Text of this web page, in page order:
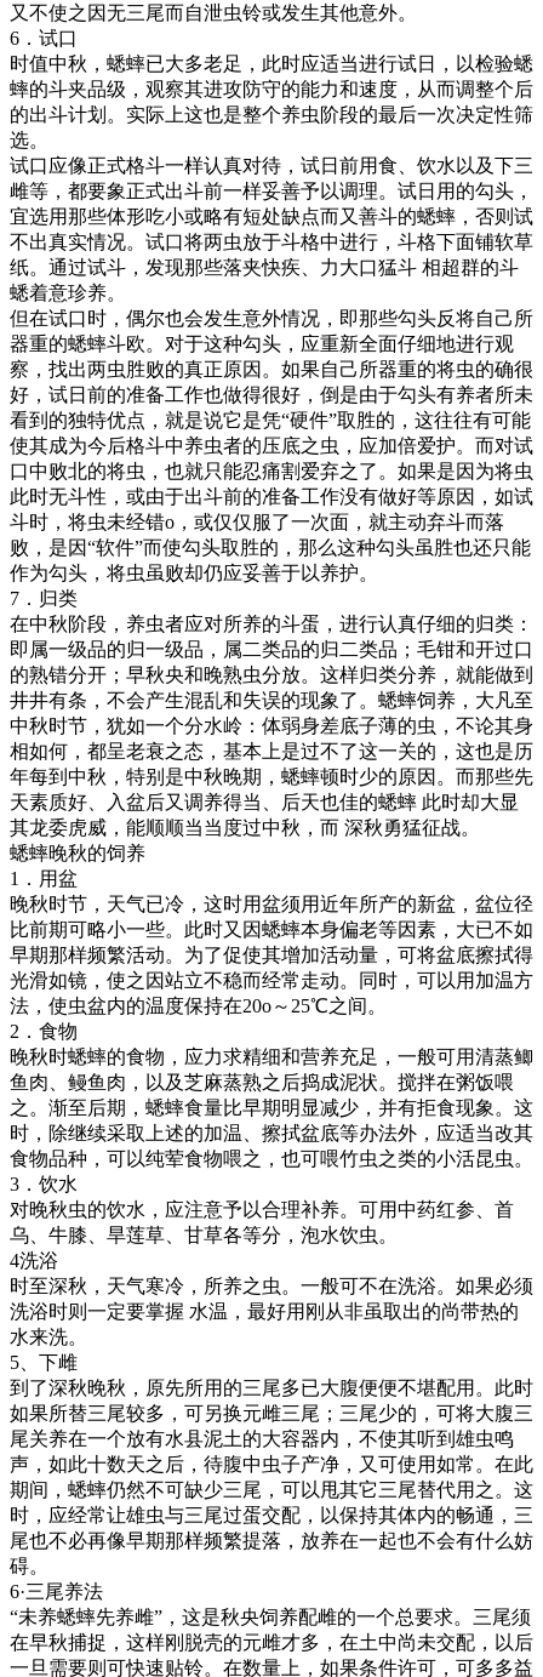
又不使之因无三尾而自泄虫铃或发生其他意外。
6．试口
时值中秋，蟋蟀已大多老足，此时应适当进行试日，以检验蟋
蟀的斗夹品级，观察其进攻防守的能力和速度，从而调整个后
的出斗计划。实际上这也是整个养虫阶段的最后一次决定性筛
选。
试口应像正式格斗一样认真对待，试日前用食、饮水以及下三
雌等，都要象正式出斗前一样妥善予以调理。试日用的勾头，
宜选用那些体形吃小或略有短处缺点而又善斗的蟋蟀，否则试
不出真实情况。试口将两虫放于斗格中进行，斗格下面铺软草
纸。通过试斗，发现那些落夹快疾、力大口猛斗 相超群的斗
蟋着意珍养。
但在试口时，偶尔也会发生意外情况，即那些勾头反将自己所
器重的蟋蟀斗欧。对于这种勾头，应重新全面仔细地进行观
察，找出两虫胜败的真正原因。如果自己所器重的将虫的确很
好，试日前的准备工作也做得很好，倒是由于勾头有养者所未
看到的独特优点，就是说它是凭“硬件”取胜的，这往往有可能
使其成为今后格斗中养虫者的压底之虫，应加倍爱护。而对试
口中败北的将虫，也就只能忍痛割爱弃之了。如果是因为将虫
此时无斗性，或由于出斗前的准备工作没有做好等原因，如试
斗时，将虫未经错o，或仅仅服了一次面，就主动弃斗而落
败，是因“软件”而使勾头取胜的，那么这种勾头虽胜也还只能
作为勾头，将虫虽败却仍应妥善于以养护。
7．归类
在中秋阶段，养虫者应对所养的斗蛋，进行认真仔细的归类：
即属一级品的归一级品，属二类品的归二类品；毛钳和开过口
的熟错分开；早秋央和晚熟虫分放。这样归类分养，就能做到
井井有条，不会产生混乱和失误的现象了。蟋蟀饲养，大凡至
中秋时节，犹如一个分水岭：体弱身差底子薄的虫，不论其身
相如何，都呈老衰之态，基本上是过不了这一关的，这也是历
年每到中秋，特别是中秋晚期，蟋蟀顿时少的原因。而那些先
天素质好、入盆后又调养得当、后天也佳的蟋蟀 此时却大显
其龙委虎威，能顺顺当当度过中秋，而 深秋勇猛征战。
蟋蟀晚秋的饲养
1．用盆
晚秋时节，天气已冷，这时用盆须用近年所产的新盆，盆位径
比前期可略小一些。此时又因蟋蟀本身偏老等因素，大已不如
早期那样频繁活动。为了促使其增加活动量，可将盆底擦拭得
光滑如镜，使之因站立不稳而经常走动。同时，可以用加温方
法，使虫盆内的温度保持在20o～25℃之间。
2．食物
晚秋时蟋蟀的食物，应力求精细和营养充足，一般可用清蒸鲫
鱼肉、鳗鱼肉，以及芝麻蒸熟之后捣成泥状。搅拌在粥饭喂
之。渐至后期，蟋蟀食量比早期明显减少，并有拒食现象。这
时，除继续采取上述的加温、擦拭盆底等办法外，应适当改其
食物品种，可以纯荤食物喂之，也可喂竹虫之类的小活昆虫。
3．饮水
对晚秋虫的饮水，应注意予以合理补养。可用中药红参、首
乌、牛膝、旱莲草、甘草各等分，泡水饮虫。
4洗浴
时至深秋，天气寒冷，所养之虫。一般可不在洗浴。如果必须
洗浴时则一定要掌握 水温，最好用刚从非虽取出的尚带热的
水来洗。
5、下雌
到了深秋晚秋，原先所用的三尾多已大腹便便不堪配用。此时
如果所替三尾较多，可另换元雌三尾；三尾少的，可将大腹三
尾关养在一个放有水县泥土的大容器内，不使其听到雄虫鸣
声，如此十数天之后，待腹中虫子产净，又可使用如常。在此
期间，蟋蟀仍然不可缺少三尾，可以甩其它三尾替代用之。这
时，应经常让雄虫与三尾过蛋交配，以保持其体内的畅通，三
尾也不必再像早期那样频繁提落，放养在一起也不会有什么妨
碍。
6·三尾养法
“未养蟋蟀先养雌”，这是秋央饲养配雌的一个总要求。三尾须
在早秋捕捉，这样刚脱壳的元雌才多，在土中尚未交配，以后
一旦需要则可快速贴铃。在数量上，如果条件许可，可多多益